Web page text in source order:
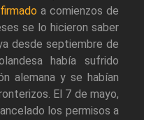
a comienzos de
se lo hicieron saber
desde septiembre de
había sufrido
alemana y se habían
El 7 de mayo,
los permisos a